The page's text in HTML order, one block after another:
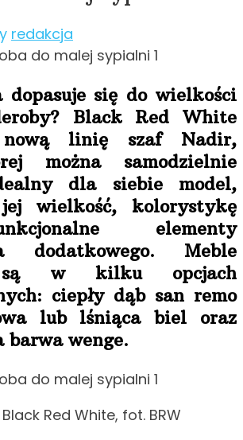
redakcja
dopasuje się do wielkości
Black Red White
nową linię szaf Nadir,
można samodzielnie
dla siebie model,
wielkość, kolorystykę
elementy
dodatkowego. Meble
są w kilku opcjach
ciepły dąb san remo
lub lśniąca biel oraz
barwa wenge.
Red White, fot. BRW